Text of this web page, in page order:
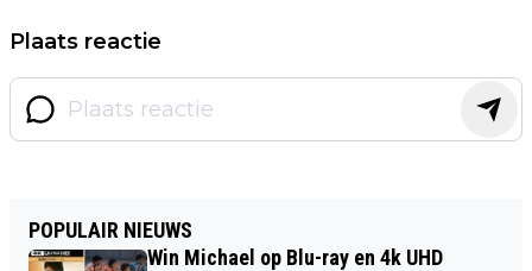
Plaats reactie
POPULAIR NIEUWS
Win Michael op Blu-ray en 4k UHD